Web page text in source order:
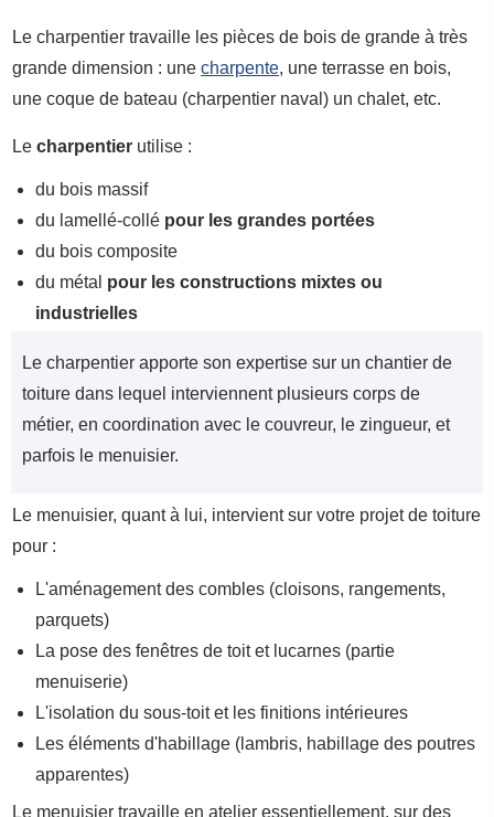
Le charpentier travaille les pièces de bois de grande à très
grande dimension : une charpente, une terrasse en bois,
une coque de bateau (charpentier naval) un chalet, etc.
Le charpentier utilise :
du bois massif
du lamellé-collé pour les grandes portées
du bois composite
du métal pour les constructions mixtes ou
industrielles
Le charpentier apporte son expertise sur un chantier de
toiture dans lequel interviennent plusieurs corps de
métier, en coordination avec le couvreur, le zingueur, et
parfois le menuisier.
Le menuisier, quant à lui, intervient sur votre projet de toiture
pour :
L'aménagement des combles (cloisons, rangements,
parquets)
La pose des fenêtres de toit et lucarnes (partie
menuiserie)
L'isolation du sous-toit et les finitions intérieures
Les éléments d'habillage (lambris, habillage des poutres
apparentes)
Le menuisier travaille en atelier essentiellement, sur des